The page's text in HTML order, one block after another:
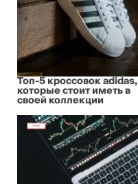
Топ-5 кроссовок adidas,
которые стоит иметь в
своей коллекции